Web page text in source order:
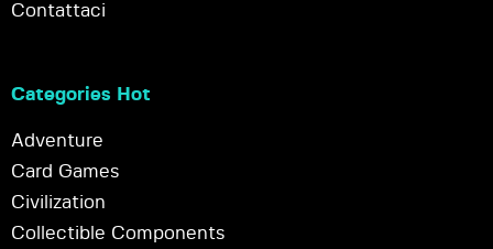
Contattaci
Categories Hot
Adventure
Card Games
Civilization
Collectible Components